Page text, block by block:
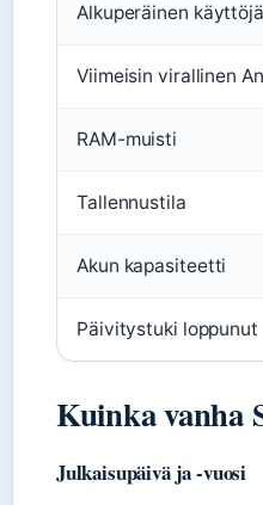
Alkuperäinen
Viimeisin virallinen
RAM-muisti
Tallennustila
Akun kapasiteetti
Päivitystuki loppunut
Kuinka vanha
Julkaisupäivä ja -vuosi